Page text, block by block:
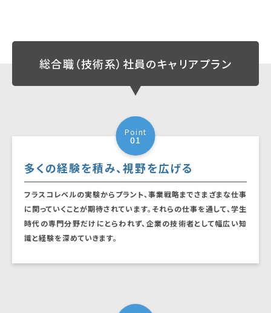
総合職（技術系）社員のキャリアプラン
Point
01
多くの経験を積み、視野を広げる
フラスコレベルの実験からプラント、事業戦略までさまざまな仕事
に関っていくことが期待されています。それらの仕事を通して、学生
時代の専門分野だけにとらわれず、企業の技術者として幅広い知
識と経験を深めていきます。